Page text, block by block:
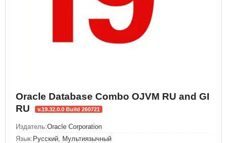
Oracle Database Combo OJVM RU and GI
RU
v.19.32.0.0 Build 260721
Издатель:Oracle Corporation
Язык: Русский, Мультиязычный